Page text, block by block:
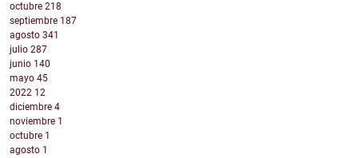
octubre 218
septiembre 187
agosto 341
julio 287
junio 140
mayo 45
2022 12
diciembre 4
noviembre 1
octubre 1
agosto 1